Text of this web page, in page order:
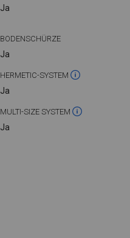
Ja
BODENSCHÜRZE
Ja
HERMETIC-SYSTEM
Ja
MULTI-SIZE SYSTEM
Ja